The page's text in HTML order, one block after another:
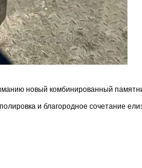
новый комбинированный
и благородное сочетание